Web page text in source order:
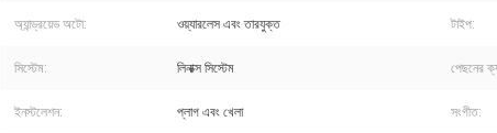
অ্যান্ড্রয়েড অটো: ওয়্যারলেস এবং তারযুক্ত টাইপ:
সিস্টেম: লিনাক্স সিস্টেম পেছনের
ইনস্টলেশন: প্লাগ এবং খেলা সংগীত: